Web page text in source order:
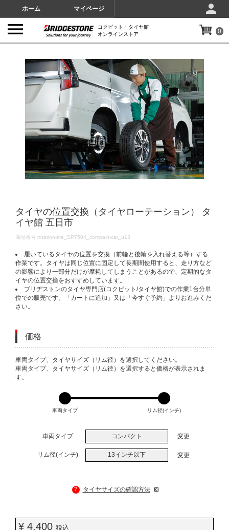
ホーム マイページ
コクピット・タイヤ館
オンラインストア
0
タイヤの位置交換（タイヤローテーション） タ
イヤ館 五日市
DETAILS
商品番号 rotation-tire_SP7504_compact-car_u13
履いているタイヤの位置を交換（前輪と後輪を入れ替える等）する
作業です。タイヤは同じ位置に固定して長期間使用すると、走り方など
の影響により一部分だけが摩耗してしまうことがあるので、定期的なタ
イヤの位置交換をおすすめしています。
ブリヂストンのタイヤ専門店(コクピット/タイヤ館)での作業1台分単
位での販売です。「カートに追加」又は「今すぐ予約」よりお進みくだ
さい。
価格
VARIATIONS
車両タイプ、タイヤサイズ（リム径）を選択してください。
車両タイプ、タイヤサイズ（リム径）を選択すると価格が表示されま
す。
車両タイプ リム径(インチ)
車両タイプ コンパクト 変更
リム径(インチ) 13インチ以下 変更
? タイヤサイズの確認方法
¥ 4,400 税込